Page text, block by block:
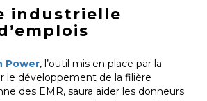
industrielle
Power, l’outil mis en place par la
le développement de la filière
des EMR, saura aider les donneurs